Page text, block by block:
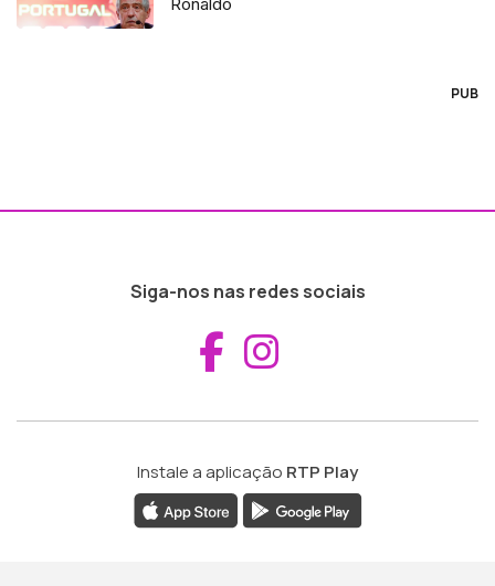
PUB
Siga-nos nas redes sociais
Aceder ao
Instale a aplicação RTP Play